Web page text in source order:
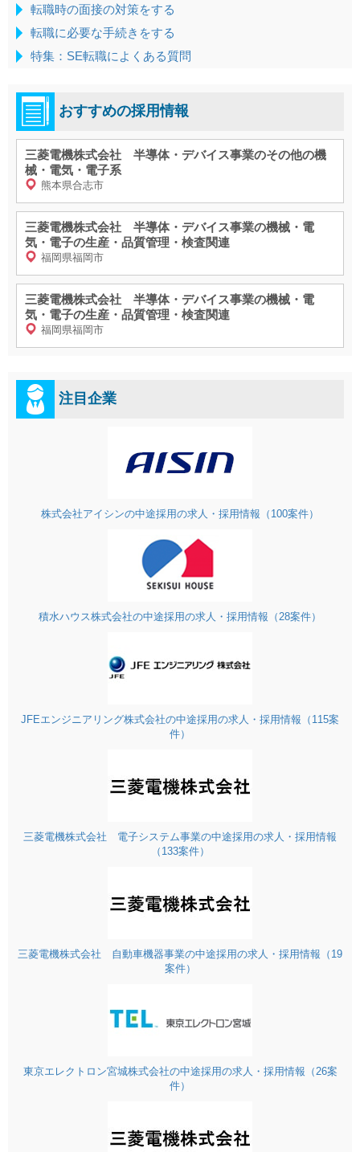
転職時の面接の対策をする
転職に必要な手続きをする
特集：SE転職によくある質問
おすすめの採用情報
三菱電機株式会社 半導体・デバイス事業のその他の機
械・電気・電子系
熊本県合志市
三菱電機株式会社 半導体・デバイス事業の機械・電
気・電子の生産・品質管理・検査関連
福岡県福岡市
三菱電機株式会社 半導体・デバイス事業の機械・電
気・電子の生産・品質管理・検査関連
福岡県福岡市
注目企業
株式会社アイシンの中途採用の求人・採用情報（100案件）
積水ハウス株式会社の中途採用の求人・採用情報（28案件）
JFEエンジニアリング株式会社の中途採用の求人・採用情報（115案
件）
三菱電機株式会社 電子システム事業の中途採用の求人・採用情報
（133案件）
三菱電機株式会社 自動車機器事業の中途採用の求人・採用情報（19
案件）
東京エレクトロン宮城株式会社の中途採用の求人・採用情報（26案
件）